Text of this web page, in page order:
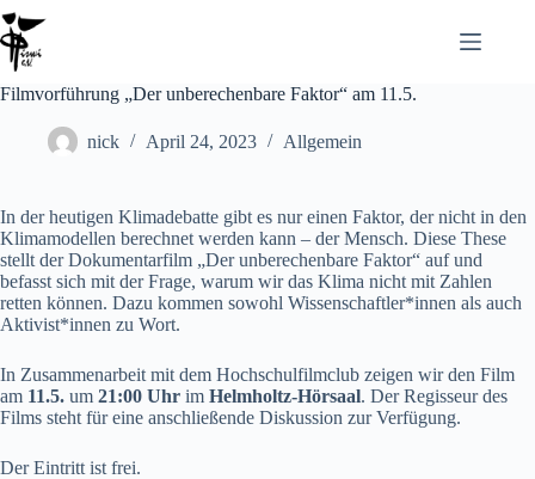
Zum
Inhalt
springen
Filmvorführung „Der unberechenbare Faktor“ am 11.5.
nick April 24, 2023 Allgemein
In der heutigen Klimadebatte gibt es nur einen Faktor, der nicht in den
Klimamodellen berechnet werden kann – der Mensch. Diese These
stellt der Dokumentarfilm „Der unberechenbare Faktor“ auf und
befasst sich mit der Frage, warum wir das Klima nicht mit Zahlen
retten können. Dazu kommen sowohl Wissenschaftler*innen als auch
Aktivist*innen zu Wort.
In Zusammenarbeit mit dem Hochschulfilmclub zeigen wir den Film
am 11.5. um 21:00 Uhr im Helmholtz-Hörsaal. Der Regisseur des
Films steht für eine anschließende Diskussion zur Verfügung.
Der Eintritt ist frei.